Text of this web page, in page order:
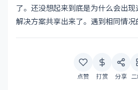
了。还没想起来到底是为什么会出
解决方案共享出来了。遇到相同情况
点赞 打赏 分享